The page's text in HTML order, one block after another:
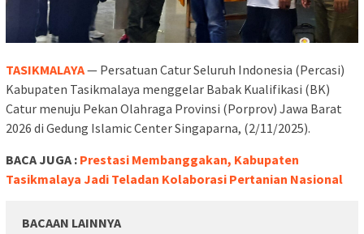
TASIKMALAYA— Persatuan Catur Seluruh Indonesia (Percasi)
Kabupaten Tasikmalaya menggelar Babak Kualifikasi (BK)
Catur menuju Pekan Olahraga Provinsi (Porprov) Jawa Barat
2026 di Gedung Islamic Center Singaparna, (2/11/2025).
BACA JUGA : Prestasi Membanggakan, Kabupaten
Tasikmalaya Jadi Teladan Kolaborasi Pertanian Nasional
BACAAN LAINNYA